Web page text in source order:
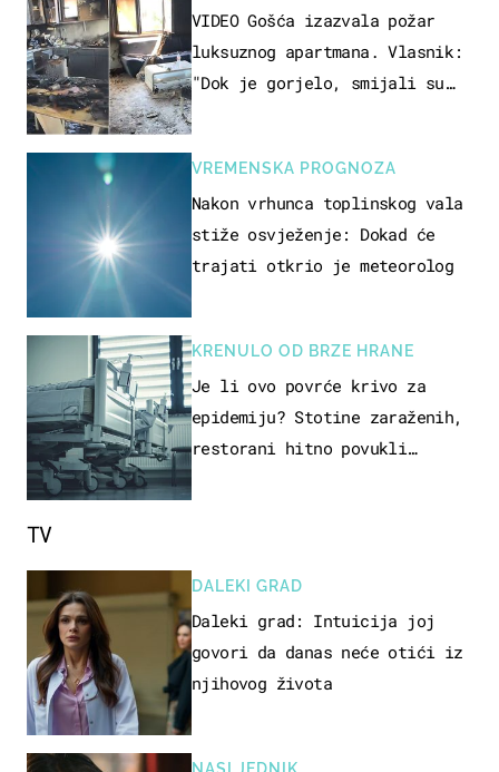
VIDEO Gošća izazvala požar
luksuznog apartmana. Vlasnik:
"Dok je gorjelo, smijali su
VREMENSKA PROGNOZA
Nakon vrhunca toplinskog vala
stiže osvježenje: Dokad će
trajati otkrio je meteorolog
KRENULO OD BRZE HRANE
Je li ovo povrće krivo za
epidemiju? Stotine zaraženih,
restorani hitno povukli
TV
DALEKI GRAD
Daleki grad: Intuicija joj
govori da danas neće otići iz
njihovog života